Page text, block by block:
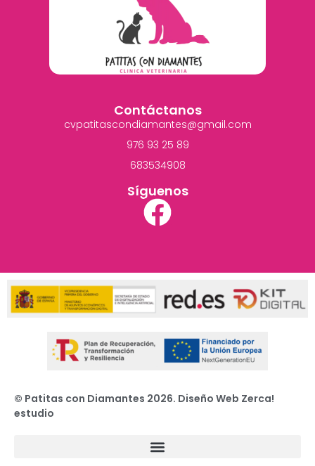
Contáctanos
cvpatitascondiamantes@gmail.com
976 93 25 89
683534908
Síguenos
© Patitas con Diamantes 2026. Diseño Web Zerca!
estudio